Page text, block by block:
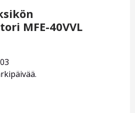
MFE-40VVL